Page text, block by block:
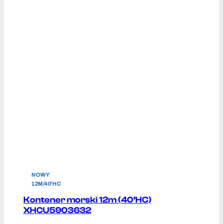
NOWY
12M/40'HC
Kontener morski 12m (40’HC)
XHCU5903632